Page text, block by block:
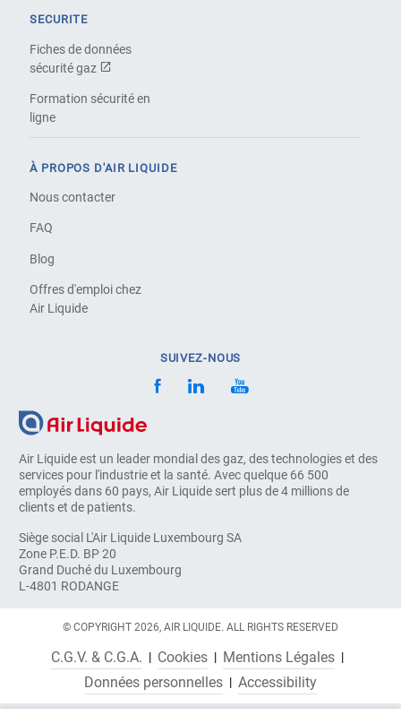
Air Liquide est un leader mondial des gaz, des technologies et des
services pour l'industrie et la santé. Avec quelque 66 500
employés dans 60 pays, Air Liquide sert plus de 4 millions de
clients et de patients.
Siège social L'Air Liquide Luxembourg SA
Zone P.E.D. BP 20
Grand Duché du Luxembourg
L-4801 RODANGE
SECURITE
Fiches de données
sécurité gaz
Formation sécurité en
ligne
À PROPOS D'AIR LIQUIDE
Nous contacter
FAQ
Blog
Offres d'emploi chez
Air Liquide
SUIVEZ-NOUS
© COPYRIGHT 2026, AIR LIQUIDE. ALL RIGHTS RESERVED
C.G.V. & C.G.A. Cookies
Mentions Légales
Données personnelles
Accessibility